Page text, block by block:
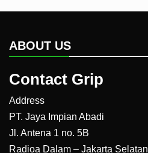
ABOUT US
Contact Grip
Address
PT. Jaya Impian Abadi
Jl. Antena 1 no. 5B
Radioa Dalam – Jakarta Selatan